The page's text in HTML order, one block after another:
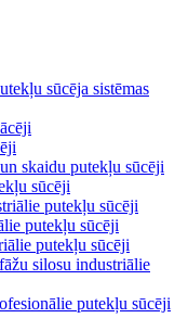
sūcēja sistēmas
skaidu putekļu sūcēji
sūcēji
putekļu sūcēji
putekļu sūcēji
putekļu sūcēji
silosu industriālie
putekļu sūcēji